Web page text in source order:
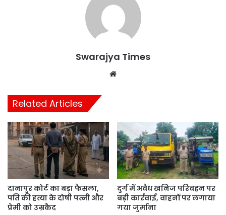
Swarajya Times
Related Articles
दानापुर कोर्ट का बड़ा फैसला,
पति की हत्या के दोषी पत्नी और
प्रेमी को उम्रकैद
दुर्ग में अवैध खनिज परिवहन पर
बड़ी कार्रवाई, वाहनों पर लगाया
गया जुर्माना